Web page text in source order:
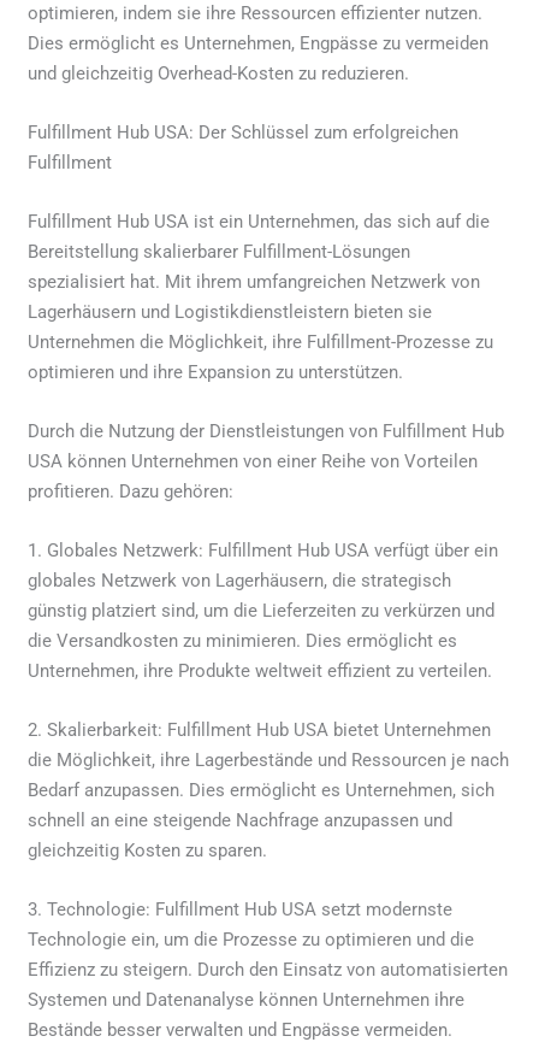
optimieren, indem sie ihre Ressourcen effizienter nutzen.
Dies ermöglicht es Unternehmen, Engpässe zu vermeiden
und gleichzeitig Overhead-Kosten zu reduzieren.
Fulfillment Hub USA: Der Schlüssel zum erfolgreichen
Fulfillment
Fulfillment Hub USA ist ein Unternehmen, das sich auf die
Bereitstellung skalierbarer Fulfillment-Lösungen
spezialisiert hat. Mit ihrem umfangreichen Netzwerk von
Lagerhäusern und Logistikdienstleistern bieten sie
Unternehmen die Möglichkeit, ihre Fulfillment-Prozesse zu
optimieren und ihre Expansion zu unterstützen.
Durch die Nutzung der Dienstleistungen von Fulfillment Hub
USA können Unternehmen von einer Reihe von Vorteilen
profitieren. Dazu gehören:
1. Globales Netzwerk: Fulfillment Hub USA verfügt über ein
globales Netzwerk von Lagerhäusern, die strategisch
günstig platziert sind, um die Lieferzeiten zu verkürzen und
die Versandkosten zu minimieren. Dies ermöglicht es
Unternehmen, ihre Produkte weltweit effizient zu verteilen.
2. Skalierbarkeit: Fulfillment Hub USA bietet Unternehmen
die Möglichkeit, ihre Lagerbestände und Ressourcen je nach
Bedarf anzupassen. Dies ermöglicht es Unternehmen, sich
schnell an eine steigende Nachfrage anzupassen und
gleichzeitig Kosten zu sparen.
3. Technologie: Fulfillment Hub USA setzt modernste
Technologie ein, um die Prozesse zu optimieren und die
Effizienz zu steigern. Durch den Einsatz von automatisierten
Systemen und Datenanalyse können Unternehmen ihre
Bestände besser verwalten und Engpässe vermeiden.